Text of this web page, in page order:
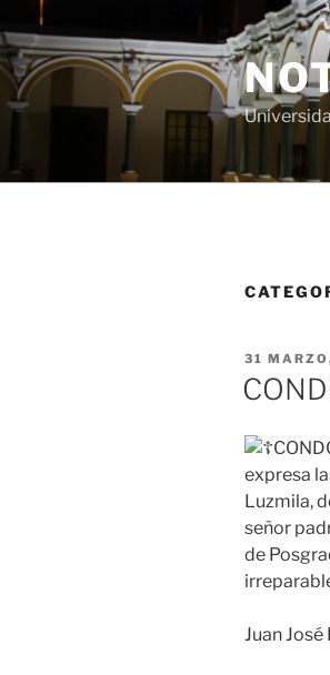
Saltar
al
contenido
EL
31
expresa
Luzmila,
señor
de
Juan José